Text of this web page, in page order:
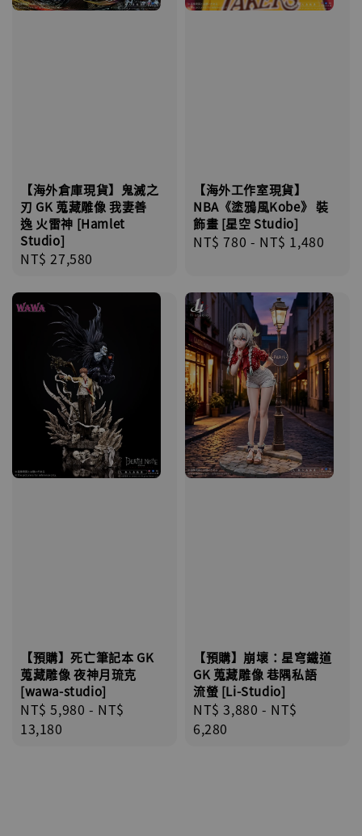
【海外倉庫現貨】鬼滅之
刃 GK 蒐藏雕像 我妻善
逸 火雷神 [Hamlet
Studio]
Regular
NT$ 27,580
【海外工作室現貨】
NBA《塗鴉風Kobe》 裝
飾畫 [星空 Studio]
Regular
NT$ 780 - NT$ 1,480
【預購】死亡筆記本 GK
蒐藏雕像 夜神月琉克
[wawa-studio]
Regular
price
NT$ 5,980 - NT$
13,180
【預購】崩壞：星穹鐵道
GK 蒐藏雕像 巷隅私語
流螢 [Li-Studio]
Regular
price
NT$ 3,880 - NT$
6,280